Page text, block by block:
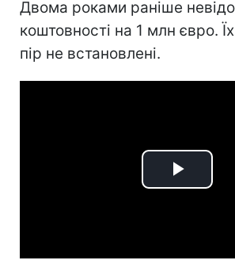
Двома роками раніше
коштовності на 1 млн євро.
пір не встановлені.
Play